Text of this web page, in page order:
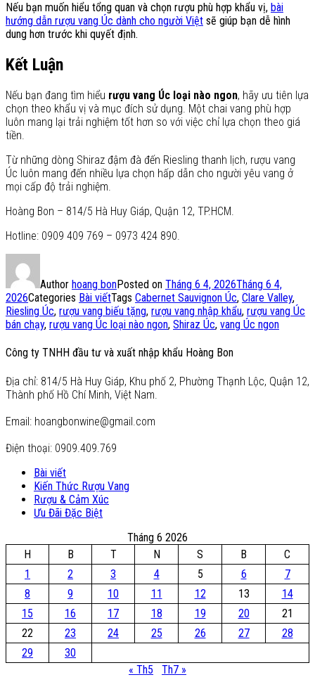
Nếu bạn muốn hiểu tổng quan và chọn rượu phù hợp khẩu vị, bài
hướng dẫn rượu vang Úc dành cho người Việt sẽ giúp bạn dễ hình
dung hơn trước khi quyết định.
Kết Luận
Nếu bạn đang tìm hiểu rượu vang Úc loại nào ngon, hãy ưu tiên lựa
chọn theo khẩu vị và mục đích sử dụng. Một chai vang phù hợp
luôn mang lại trải nghiệm tốt hơn so với việc chỉ lựa chọn theo giá
tiền.
Từ những dòng Shiraz đậm đà đến Riesling thanh lịch, rượu vang
Úc luôn mang đến nhiều lựa chọn hấp dẫn cho người yêu vang ở
mọi cấp độ trải nghiệm.
Hoàng Bon – 814/5 Hà Huy Giáp, Quận 12, TP.HCM.
Hotline: 0909 409 769 – 0973 424 890.
Author hoang bonPosted on Tháng 6 4, 2026Tháng 6 4,
2026Categories Bài viếtTags Cabernet Sauvignon Úc, Clare Valley,
Riesling Úc, rượu vang biếu tặng, rượu vang nhập khẩu, rượu vang Úc
bán chạy, rượu vang Úc loại nào ngon, Shiraz Úc, vang Úc ngon
Công ty TNHH đầu tư và xuất nhập khẩu Hoàng Bon
Địa chỉ: 814/5 Hà Huy Giáp, Khu phố 2, Phường Thạnh Lộc, Quận 12,
Thành phố Hồ Chí Minh, Việt Nam.
Email: hoangbonwine@gmail.com
Điện thoại: 0909.409.769
Bài viết
Kiến Thức Rượu Vang
Rượu & Cảm Xúc
Ưu Đãi Đặc Biệt
Tháng 6 2026
H
B T N S B
C
1
2 3 4 5 6
7
8
9 10 11 12 13
14
15
16 17 18 19 20
21
22
23 24 25 26 27
28
29
30
« Th5
Th7 »